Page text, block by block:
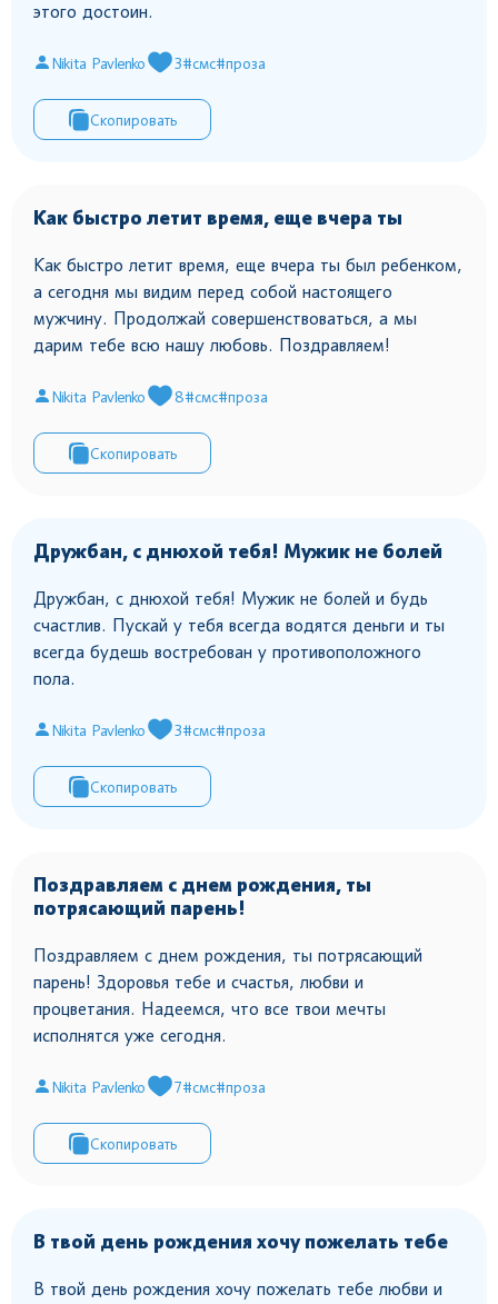
этого достоин.
Nikita Pavlenko 3#смс#проза
Скопировать
Как быстро летит время, еще вчера ты
Как быстро летит время, еще вчера ты был ребенком,
а сегодня мы видим перед собой настоящего
мужчину. Продолжай совершенствоваться, а мы
дарим тебе всю нашу любовь. Поздравляем!
Nikita Pavlenko 8#смс#проза
Скопировать
Дружбан, с днюхой тебя! Мужик не болей
Дружбан, с днюхой тебя! Мужик не болей и будь
счастлив. Пускай у тебя всегда водятся деньги и ты
всегда будешь востребован у противоположного
пола.
Nikita Pavlenko 3#смс#проза
Скопировать
Поздравляем с днем рождения, ты
потрясающий парень!
Поздравляем с днем рождения, ты потрясающий
парень! Здоровья тебе и счастья, любви и
процветания. Надеемся, что все твои мечты
исполнятся уже сегодня.
Nikita Pavlenko 7#смс#проза
Скопировать
В твой день рождения хочу пожелать тебе
В твой день рождения хочу пожелать тебе любви и